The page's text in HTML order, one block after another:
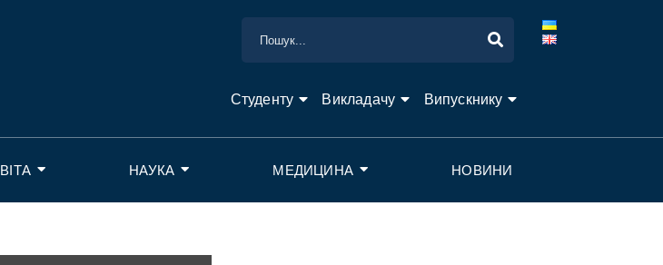
Студенту Викладачу Випускнику
НАУКА МЕДИЦИНА НОВИНИ